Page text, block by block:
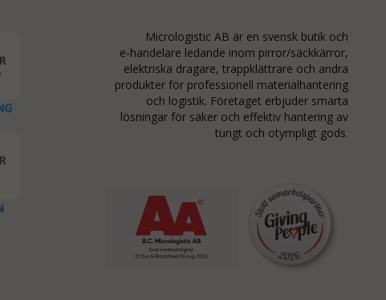
Micrologistic AB är en svensk butik och
e-handelare ledande inom pirror/säckkärror,
elektriska dragare, trappklättrare och andra
produkter för professionell materialhantering
och logistik. Företaget erbjuder smarta
lösningar för säker och effektiv hantering av
tungt och otympligt gods.